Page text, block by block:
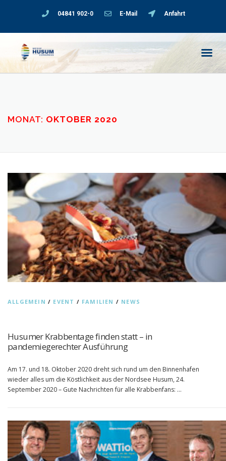
04841 902-0 E-Mail Anfahrt
MONAT: OKTOBER 2020
ALLGEMEIN / EVENT / FAMILIEN / NEWS
Husumer Krabbentage finden statt – in
pandemiegerechter Ausführung
Am 17. und 18. Oktober 2020 dreht sich rund um den Binnenhafen
wieder alles um die Köstlichkeit aus der Nordsee Husum, 24.
September 2020 – Gute Nachrichten für alle Krabbenfans: …